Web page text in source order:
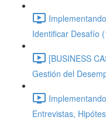
Identificar Desafío
[BUSINESS
Gestión del
Entrevistas,